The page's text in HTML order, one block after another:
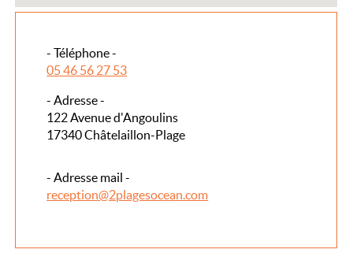
- Téléphone -
05 46 56 27 53
- Adresse -
122 Avenue d'Angoulins
17340 Châtelaillon-Plage
- Adresse mail -
reception@2plagesocean.com